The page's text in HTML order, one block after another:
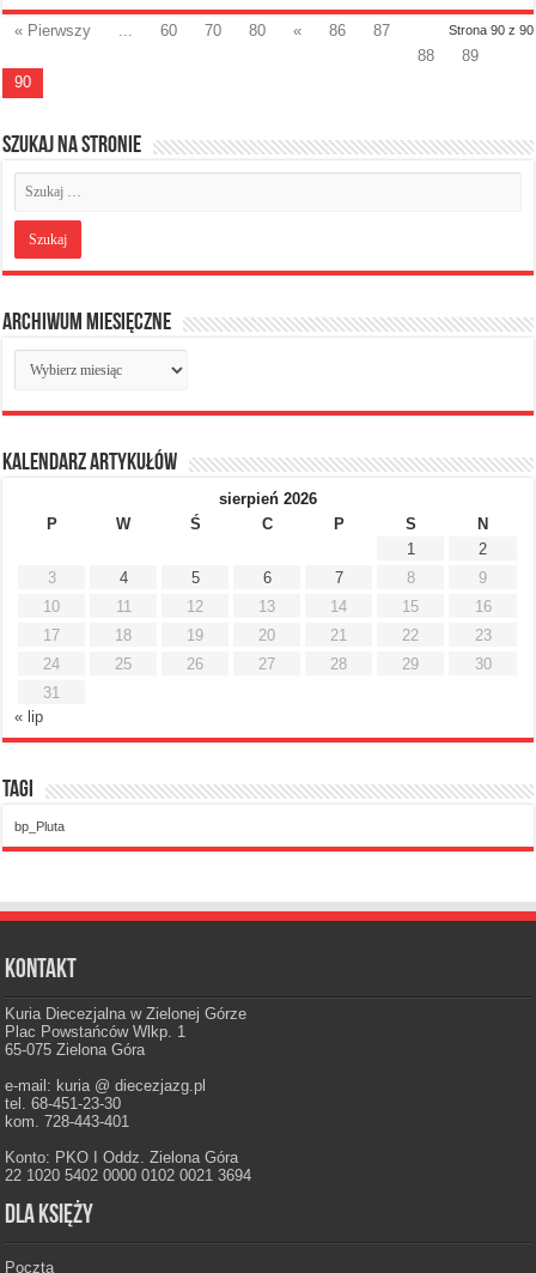
Strona 90 z 90
« Pierwszy 60 70 80 « 86
87
88
89
90
Szukaj na stronie
Archiwum miesięczne
Archiwum
miesięczne
Kalendarz artykułów
sierpień 2026
P
W Ś C P S
N
1
2
3
4 5 6 7 8
9
10
11 12 13 14 15
16
17
18 19 20 21 22
23
24
25 26 27 28 29
30
31
« lip
Tagi
bp_Pluta
Kontakt
Kuria Diecezjalna w Zielonej Górze
Plac Powstańców Wlkp. 1
65-075 Zielona Góra
e-mail: kuria @ diecezjazg.pl
tel. 68-451-23-30
kom. 728-443-401
Konto: PKO I Oddz. Zielona Góra
22 1020 5402 0000 0102 0021 3694
Dla księży
Poczta